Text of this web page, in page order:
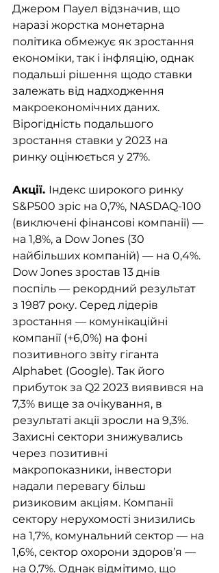
Джером Пауел відзначив, що
наразі жорстка монетарна
політика обмежує як зростання
економіки, так і інфляцію, однак
подальші рішення щодо ставки
залежать від надходження
макроекономічних даних.
Вірогідність подальшого
зростання ставки у 2023 на
ринку оцінюється у 27%.
Акції. Індекс широкого ринку
S&P500 зріс на 0,7%, NASDAQ-100
(виключені фінансові компанії) —
на 1,8%, а Dow Jones (30
найбільших компаній) — на 0,4%.
Dow Jones зростав 13 днів
поспіль — рекордний результат
з 1987 року. Серед лідерів
зростання — комунікаційні
компанії (+6,0%) на фоні
позитивного звіту гіганта
Alphabet (Google). Так його
прибуток за Q2 2023 виявився на
7,3% вище за очікування, в
результаті акції зросли на 9,3%.
Захисні сектори знижувались
через позитивні
макропоказники, інвестори
надали перевагу більш
ризиковим акціям. Компанії
сектору нерухомості знизились
на 1,7%, комунальний сектор — на
1,6%, сектор охорони здоров’я —
на 0,7%. Однак відмітимо, що